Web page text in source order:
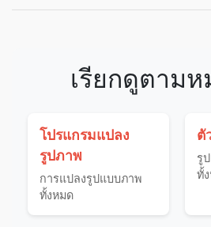
เรียกดูตาม
โปรแกรมแปลง
รูปภาพ
การแปลงรูปแบบภาพ
ทั้งหมด
ตั
รู
ทั้